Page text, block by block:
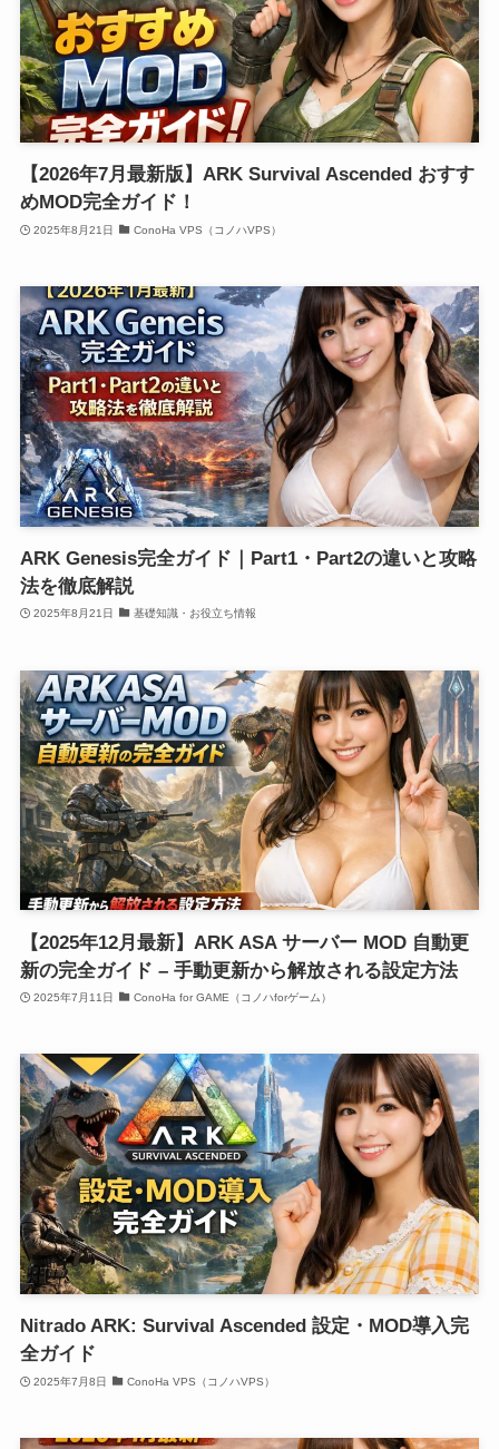
【2026年7月最新版】ARK Survival Ascended おすす
めMOD完全ガイド！
2025年8月21日 ConoHa VPS（コノハVPS）
ARK Genesis完全ガイド｜Part1・Part2の違いと攻略
法を徹底解説
2025年8月21日 基礎知識・お役立ち情報
【2025年12月最新】ARK ASA サーバー MOD 自動更
新の完全ガイド – 手動更新から解放される設定方法
2025年7月11日 ConoHa for GAME（コノハforゲーム）
Nitrado ARK: Survival Ascended 設定・MOD導入完
全ガイド
2025年7月8日 ConoHa VPS（コノハVPS）